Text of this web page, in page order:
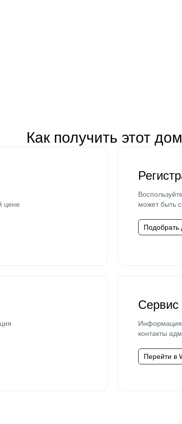
Как получить этот
цене
может быть
Подобрать
Сервис
Информация
контакты
Перейти в